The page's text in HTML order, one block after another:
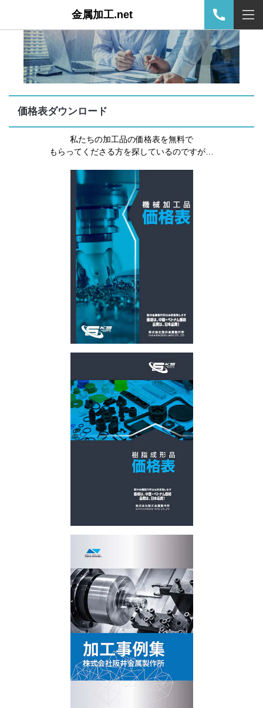
金属加工.net
価格表ダウンロード
私たちの加工品の価格表を無料で
もらってくださる方を探しているのですが…